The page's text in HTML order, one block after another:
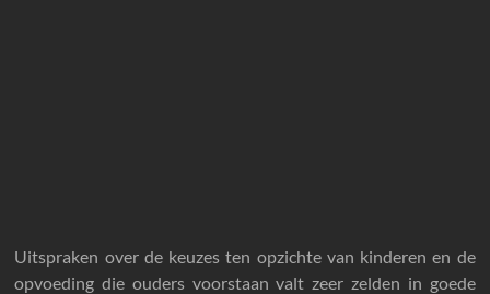
Uitspraken over de keuzes ten opzichte van kinderen en de
opvoeding die ouders voorstaan valt zeer zelden in goede